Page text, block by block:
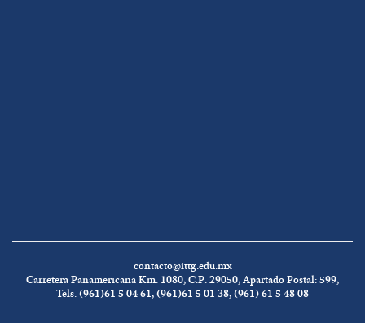
contacto@ittg.edu.mx
Carretera Panamericana Km. 1080, C.P. 29050, Apartado Postal: 599,
Tels. (961)61 5 04 61, (961)61 5 01 38, (961) 61 5 48 08